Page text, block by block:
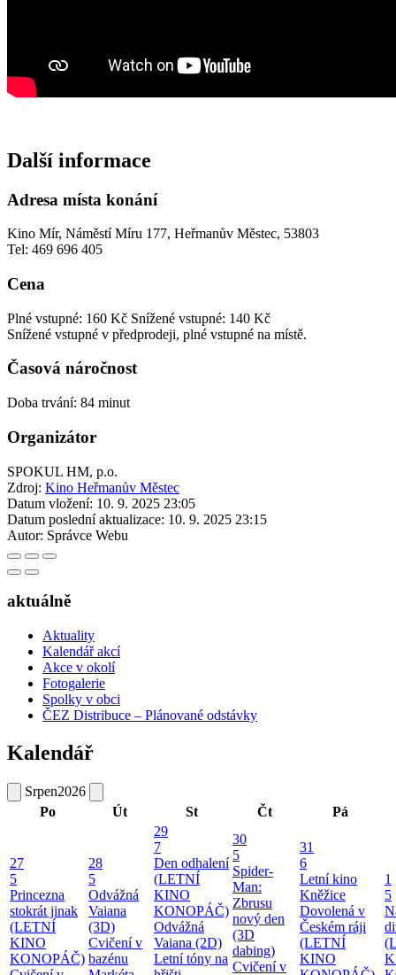
Další informace
Adresa místa konání
Kino Mír, Náměstí Míru 177, Heřmanův Městec, 53803
Tel: 469 696 405
Cena
Plné vstupné: 160 Kč Snížené vstupné: 140 Kč
Snížené vstupné v předprodeji, plné vstupné na místě.
Časová náročnost
Doba trvání: 84 minut
Organizátor
SPOKUL HM, p.o.
Zdroj: Kino Heřmanův Městec
Datum vložení: 10. 9. 2025 23:05
Datum poslední aktualizace: 10. 9. 2025 23:15
Autor: Správce Webu
aktuálně
Aktuality
Kalendář akcí
Akce v okolí
Fotogalerie
Spolky v obci
ČEZ Distribuce – Plánované odstávky
Kalendář
Srpen2026
Po
Út St Čt Pá
27
5
Princezna
stokrát jinak
(LETNÍ
KINO
KONOPÁČ)
28
5
Odvážná
Vaiana
(3D)
Cvičení v
bazénu
29
7
Den odhalení
(LETNÍ
KINO
KONOPÁČ)
Odvážná
Vaiana (2D)
Letní tóny na
30
5
Spider-
Man:
Zbrusu
nový den
(3D
dabing)
Cvičení v
31
6
Letní kino
Kněžice
Dovolená v
Českém ráji
(LETNÍ
KINO
1
5